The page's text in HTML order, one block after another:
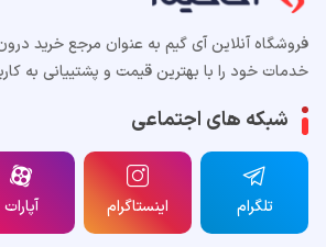
فروشگاه آنلاین آی گیم به عنوان مرجع خرید
خدمات خود را با بهترین قیمت و پشتییانی به
شبکه های اجتماعی
تلگرام اینستاگرام آپارات